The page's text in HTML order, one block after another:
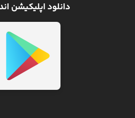
دانلود اپلیکیشن